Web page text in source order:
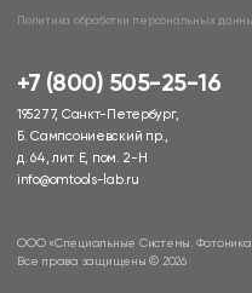
Политика обработки персональных
+7 (800) 505-25-16
195277, Санкт-Петербург,
Б. Сампсониевский пр.,
д. 64, лит. Е, пом. 2-Н
info@omtools-lab.ru
ООО «Специальные Системы.
Все права защищены © 2026